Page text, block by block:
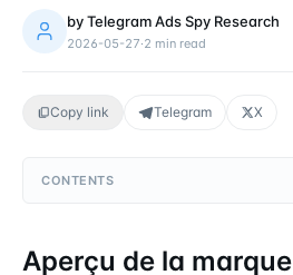
byTelegram Ads Spy Research
2026-05-27·2 min read
Copy link Telegram X
CONTENTS
Aperçu de la marque